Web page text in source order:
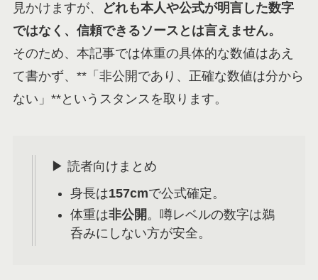
見かけますが、
どれも本人や公式が明言した数字
ではなく、信頼できるソースとは言えません。
そのため、本記事では体重の具体的な数値はあえ
て書かず、**「非公開であり、正確な数値は分から
ない」**というスタンスを取ります。
▶ 読者向けまとめ
身長は157cmで公式確定。
体重は非公開。噂レベルの数字は鵜
呑みにしない方が安全。